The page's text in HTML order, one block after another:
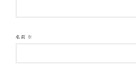
名前 ※